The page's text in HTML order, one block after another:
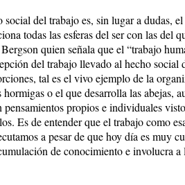
del trabajo es, sin lugar a dudas,
todas las esferas del ser con las del
quien señala que el “trabajo
del trabajo llevado al hecho social
tal es el vivo ejemplo de la
o el que desarrolla las abejas,
pensamientos propios e individuales
Es de entender que el trabajo como
a pesar de que hoy día es muy
de conocimiento e involucra